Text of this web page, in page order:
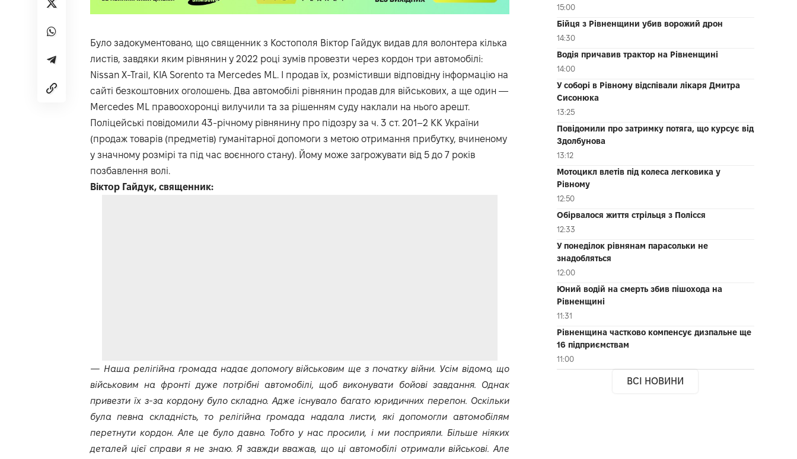
Було задокументовано, що священник з Костополя Віктор Гайдук видав для волонтера кілька
листів, завдяки яким рівнянин у 2022 році зумів провезти через кордон три автомобілі:
Nissan X-Trail, KIA Sorento та Mercedes ML. І продав їх, розмістивши відповідну інформацію на
сайті безкоштовних оголошень. Два автомобілі рівнянин продав для військових, а ще один —
Mercedes ML правоохоронці вилучили та за рішенням суду наклали на нього арешт.
Поліцейські повідомили 43-річному рівнянину про підозру за ч. 3 ст. 201–2 КК України
(продаж товарів (предметів) гуманітарної допомоги з метою отримання прибутку, вчиненому
у значному розмірі та під час воєнного стану). Йому може загрожувати від 5 до 7 років
позбавлення волі.
Віктор Гайдук, священник:
— Наша релігійна громада надає допомогу військовим ще з початку війни. Усім відомо, що
військовим на фронті дуже потрібні автомобілі, щоб виконувати бойові завдання. Однак
привезти їх з-за кордону було складно. Адже існувало багато юридичних перепон. Оскільки
була певна складність, то релігійна громада надала листи, які допомогли автомобілям
перетнути кордон. Але це було давно. Тобто у нас просили, і ми посприяли. Більше ніяких
деталей цієї справи я не знаю. Я завжди вважав, що ці автомобілі отримали військові. Але
15:00
Бійця з Рівненщини убив ворожий дрон
14:30
Водія причавив трактор на Рівненщині
14:00
У соборі в Рівному відспівали лікаря Дмитра
Сисонюка
13:25
Повідомили про затримку потяга, що курсує від
Здолбунова
13:12
Мотоцикл влетів під колеса легковика у
Рівному
12:50
Обірвалося життя стрільця з Полісся
12:33
У понеділок рівнянам парасольки не
знадобляться
12:00
Юний водій на смерть збив пішохода на
Рівненщині
11:31
Рівненщина частково компенсує дизпальне ще
16 підприємствам
11:00
ВСІ НОВИНИ